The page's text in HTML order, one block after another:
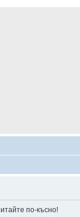
по-късно!